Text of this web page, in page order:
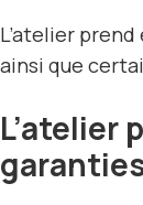
L’atelier
ainsi que
L’atelier